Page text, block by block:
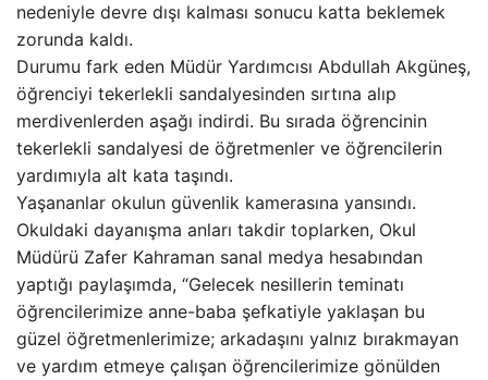
nedeniyle devre dışı kalması sonucu katta beklemek
zorunda kaldı.
Durumu fark eden Müdür Yardımcısı Abdullah Akgüneş,
öğrenciyi tekerlekli sandalyesinden sırtına alıp
merdivenlerden aşağı indirdi. Bu sırada öğrencinin
tekerlekli sandalyesi de öğretmenler ve öğrencilerin
yardımıyla alt kata taşındı.
Yaşananlar okulun güvenlik kamerasına yansındı.
Okuldaki dayanışma anları takdir toplarken, Okul
Müdürü Zafer Kahraman sanal medya hesabından
yaptığı paylaşımda, “Gelecek nesillerin teminatı
öğrencilerimize anne-baba şefkatiyle yaklaşan bu
güzel öğretmenlerimize; arkadaşını yalnız bırakmayan
ve yardım etmeye çalışan öğrencilerimize gönülden